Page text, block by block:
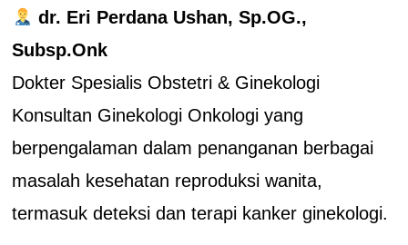
dr. Eri Perdana Ushan, Sp.OG.,
Subsp.Onk
Dokter Spesialis Obstetri & Ginekologi
Konsultan Ginekologi Onkologi yang
berpengalaman dalam penanganan berbagai
masalah kesehatan reproduksi wanita,
termasuk deteksi dan terapi kanker ginekologi.